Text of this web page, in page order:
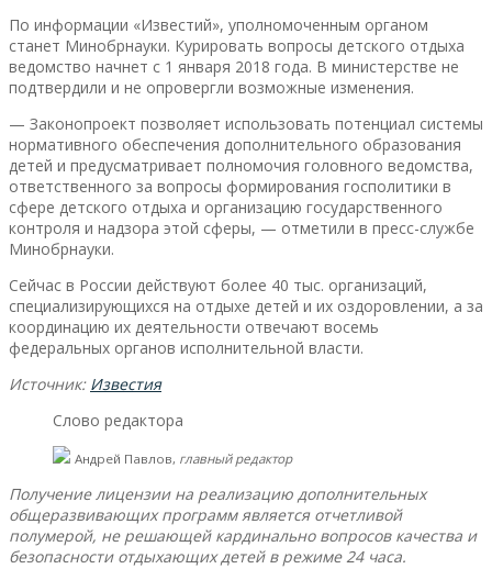
По информации «Известий», уполномоченным органом
станет Минобрнауки. Курировать вопросы детского отдыха
ведомство начнет с 1 января 2018 года. В министерстве не
подтвердили и не опровергли возможные изменения.
— Законопроект позволяет использовать потенциал системы
нормативного обеспечения дополнительного образования
детей и предусматривает полномочия головного ведомства,
ответственного за вопросы формирования госполитики в
сфере детского отдыха и организацию государственного
контроля и надзора этой сферы, — отметили в пресс-службе
Минобрнауки.
Сейчас в России действуют более 40 тыс. организаций,
специализирующихся на отдыхе детей и их оздоровлении, а за
координацию их деятельности отвечают восемь
федеральных органов исполнительной власти.
Источник: Известия
Слово редактора
Андрей Павлов, главный редактор
Получение лицензии на реализацию дополнительных
общеразвивающих программ является отчетливой
полумерой, не решающей кардинально вопросов качества и
безопасности отдыхающих детей в режиме 24 часа.